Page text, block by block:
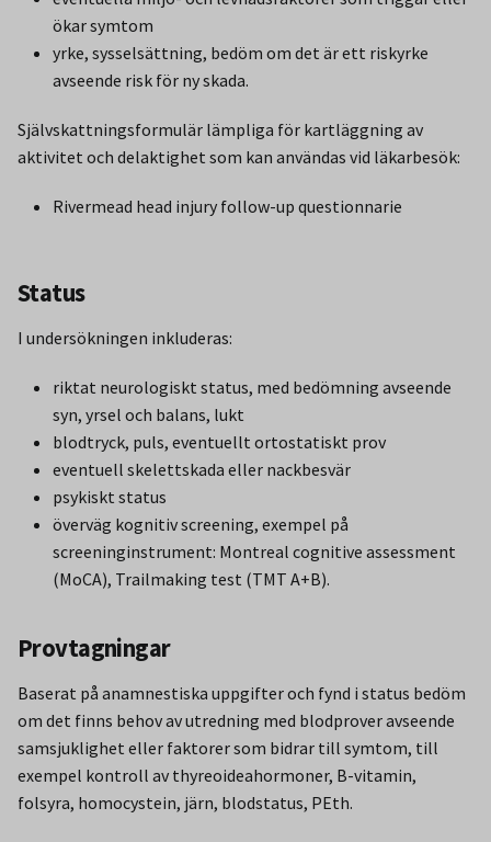
ökar symtom
yrke, sysselsättning, bedöm om det är ett riskyrke
avseende risk för ny skada.
Självskattningsformulär lämpliga för kartläggning av
aktivitet och delaktighet som kan användas vid läkarbesök:
Rivermead head injury follow-up questionnarie
Status
I undersökningen inkluderas:
riktat neurologiskt status, med bedömning avseende
syn, yrsel och balans, lukt
blodtryck, puls, eventuellt ortostatiskt prov
eventuell skelettskada eller nackbesvär
psykiskt status
överväg kognitiv screening, exempel på
screeninginstrument: Montreal cognitive assessment
(MoCA), Trailmaking test (TMT A+B).
Provtagningar
Baserat på anamnestiska uppgifter och fynd i status bedöm
om det finns behov av utredning med blodprover avseende
samsjuklighet eller faktorer som bidrar till symtom, till
exempel kontroll av thyreoideahormoner, B-vitamin,
folsyra, homocystein, järn, blodstatus, PEth.